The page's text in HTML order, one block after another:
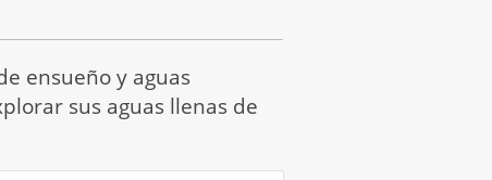
ensueño y aguas
sus aguas llenas de